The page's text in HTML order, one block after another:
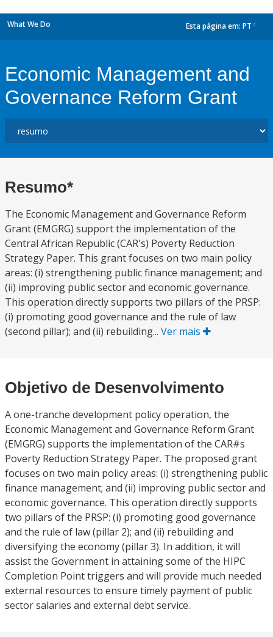
What We Do Esta página em: PT
Economic Management and
Governance Reform Grant
Resumo*
The Economic Management and Governance Reform
Grant (EMGRG) support the implementation of the
Central African Republic (CAR's) Poverty Reduction
Strategy Paper. This grant focuses on two main policy
areas: (i) strengthening public finance management; and
(ii) improving public sector and economic governance.
This operation directly supports two pillars of the PRSP:
(i) promoting good governance and the rule of law
(second pillar); and (ii) rebuilding... Ver mais
Objetivo de Desenvolvimento
A one-tranche development policy operation, the
Economic Management and Governance Reform Grant
(EMGRG) supports the implementation of the CAR#s
Poverty Reduction Strategy Paper. The proposed grant
focuses on two main policy areas: (i) strengthening public
finance management; and (ii) improving public sector and
economic governance. This operation directly supports
two pillars of the PRSP: (i) promoting good governance
and the rule of law (pillar 2); and (ii) rebuilding and
diversifying the economy (pillar 3). In addition, it will
assist the Government in attaining some of the HIPC
Completion Point triggers and will provide much needed
external resources to ensure timely payment of public
sector salaries and external debt service.